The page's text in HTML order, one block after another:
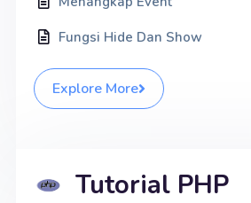
Fungsi Hide Dan Show
Explore More
Tutorial PHP